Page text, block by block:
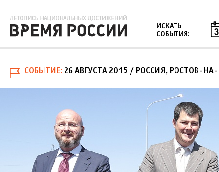
ИСКАТЬ
СОБЫТИЯ:
СОБЫТИЕ 26 АВГУСТА 2015 / РОССИЯ, РОСТОВ-